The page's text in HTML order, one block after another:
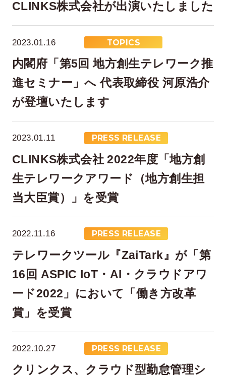
CLINKS株式会社が出演いたしました
2023.01.16 TOPICS
内閣府「第5回 地方創生テレワーク推
進セミナー」へ 代表取締役 河原浩介
が登壇いたします
2023.01.11 PRESS RELEASE
CLINKS株式会社 2022年度「地方創
生テレワークアワード（地方創生担
当大臣賞）」を受賞
2022.11.16 PRESS RELEASE
テレワークツール『ZaiTark』が「第
16回 ASPIC IoT・AI・クラウドアワ
ード2022」において「働き方改革
賞」を受賞
2022.10.27 PRESS RELEASE
クリンクス、クラウド型勤怠管理シ